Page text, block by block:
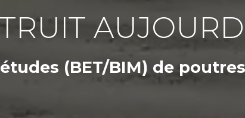
(BET/BIM) de